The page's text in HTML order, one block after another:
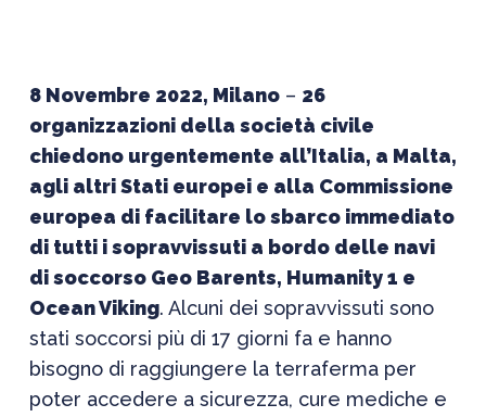
8 Novembre 2022, Milano– 26
organizzazioni della società civile
chiedono urgentemente all’Italia, a Malta,
agli altri Stati europei e alla Commissione
europea di facilitare lo sbarco immediato
di tutti i sopravvissuti a bordo delle navi
di soccorso Geo Barents, Humanity 1 e
Ocean Viking. Alcuni dei sopravvissuti sono
stati soccorsi più di 17 giorni fa e hanno
bisogno di raggiungere la terraferma per
poter accedere a sicurezza, cure mediche e